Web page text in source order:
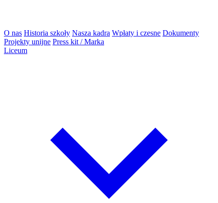
O nas Historia szkoły Nasza kadra Wpłaty i czesne Dokumenty
Projekty unijne Press kit / Marka
Liceum